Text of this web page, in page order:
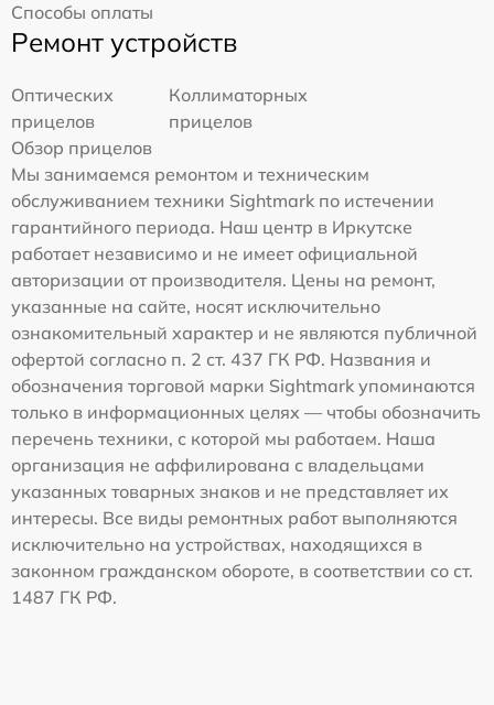
Способы оплаты
Ремонт устройств
Оптических
прицелов
Коллиматорных
прицелов
Обзор прицелов
Мы занимаемся ремонтом и техническим
обслуживанием техники Sightmark по истечении
гарантийного периода. Наш центр в Иркутске
работает независимо и не имеет официальной
авторизации от производителя. Цены на ремонт,
указанные на сайте, носят исключительно
ознакомительный характер и не являются публичной
офертой согласно п. 2 ст. 437 ГК РФ. Названия и
обозначения торговой марки Sightmark упоминаются
только в информационных целях — чтобы обозначить
перечень техники, с которой мы работаем. Наша
организация не аффилирована с владельцами
указанных товарных знаков и не представляет их
интересы. Все виды ремонтных работ выполняются
исключительно на устройствах, находящихся в
законном гражданском обороте, в соответствии со ст.
1487 ГК РФ.